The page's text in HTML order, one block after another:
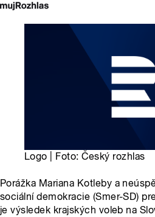
Logo | Foto: Český rozhlas
Porážka Mariana Kotleby a
sociální demokracie (Smer-SD)
je výsledek krajských voleb na